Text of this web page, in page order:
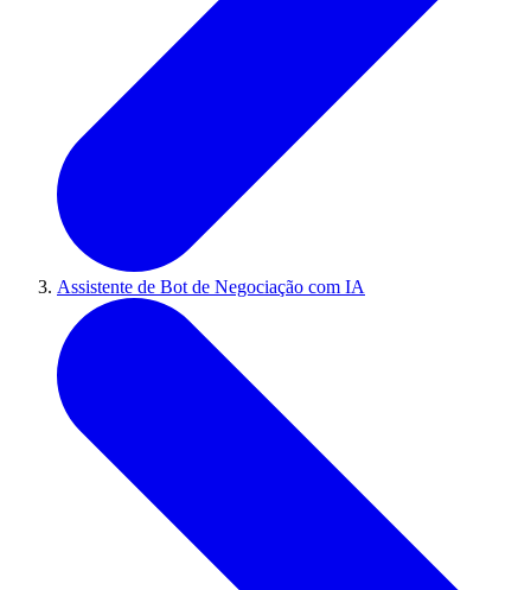
Assistente de Bot de Negociação com IA